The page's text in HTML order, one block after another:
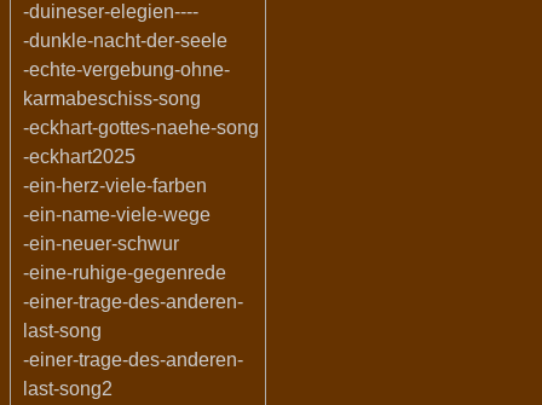
-duineser-elegien----
-dunkle-nacht-der-seele
-echte-vergebung-ohne-
karmabeschiss-song
-eckhart-gottes-naehe-song
-eckhart2025
-ein-herz-viele-farben
-ein-name-viele-wege
-ein-neuer-schwur
-eine-ruhige-gegenrede
-einer-trage-des-anderen-
last-song
-einer-trage-des-anderen-
last-song2